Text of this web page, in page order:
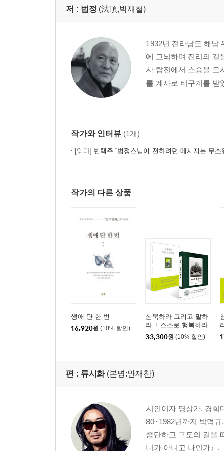
저 : 법정 (法頂,박재철)
1932년 전라남도 해남
에 고뇌하며 진리의 길
사 탑전에서 스승을 모
를 계사로 비구계를 받
작가와 인터뷰 (1개)
[읽다] 변택주 “법정스님이 전하려던 메시지는 무
작가의 다른 상품
생애 단 한 번
16,920원 (10% 할인)
침묵하라 그리고 말하
라 + 스스로 행복하라
(10만 부 기념 에디션)
세트
33,300원 (10% 할인)
편 : 류시화 (본명:안재찬)
시인이자 명상가. 경희
80~1982년까지 박덕
중단하고 구도의 길을
너가 아니고 나인가』,